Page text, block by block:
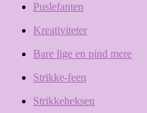
Puslefanten
Kreativiteter
Bare lige en pind mere
Strikke-feen
Strikkeheksen